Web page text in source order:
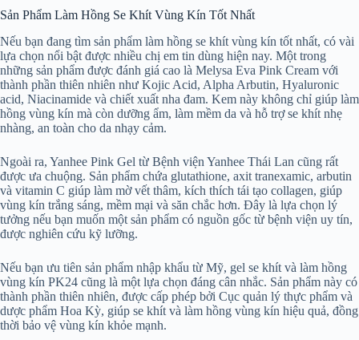
Sản Phẩm Làm Hồng Se Khít Vùng Kín Tốt Nhất
Nếu bạn đang tìm sản phẩm làm hồng se khít vùng kín tốt nhất, có vài
lựa chọn nổi bật được nhiều chị em tin dùng hiện nay. Một trong
những sản phẩm được đánh giá cao là Melysa Eva Pink Cream với
thành phần thiên nhiên như Kojic Acid, Alpha Arbutin, Hyaluronic
acid, Niacinamide và chiết xuất nha đam. Kem này không chỉ giúp làm
hồng vùng kín mà còn dưỡng ẩm, làm mềm da và hỗ trợ se khít nhẹ
nhàng, an toàn cho da nhạy cảm.
Ngoài ra, Yanhee Pink Gel từ Bệnh viện Yanhee Thái Lan cũng rất
được ưa chuộng. Sản phẩm chứa glutathione, axit tranexamic, arbutin
và vitamin C giúp làm mờ vết thâm, kích thích tái tạo collagen, giúp
vùng kín trắng sáng, mềm mại và săn chắc hơn. Đây là lựa chọn lý
tưởng nếu bạn muốn một sản phẩm có nguồn gốc từ bệnh viện uy tín,
được nghiên cứu kỹ lưỡng.
Nếu bạn ưu tiên sản phẩm nhập khẩu từ Mỹ, gel se khít và làm hồng
vùng kín PK24 cũng là một lựa chọn đáng cân nhắc. Sản phẩm này có
thành phần thiên nhiên, được cấp phép bởi Cục quản lý thực phẩm và
dược phẩm Hoa Kỳ, giúp se khít và làm hồng vùng kín hiệu quả, đồng
thời bảo vệ vùng kín khỏe mạnh.